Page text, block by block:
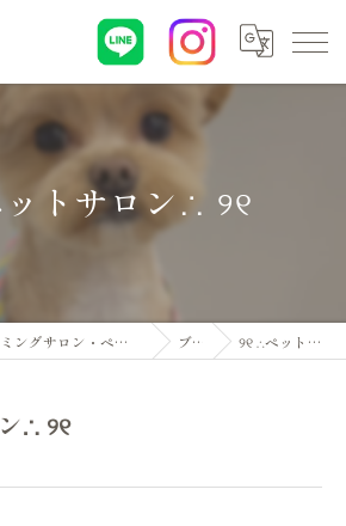
トサロン∴ ୨୧
大阪市淀川区のトリミングサロン・ペットサロンならDogsalon ARUN ブログ ୨୧ ∴ペットサロン∴ ୨୧
∴ ୨୧